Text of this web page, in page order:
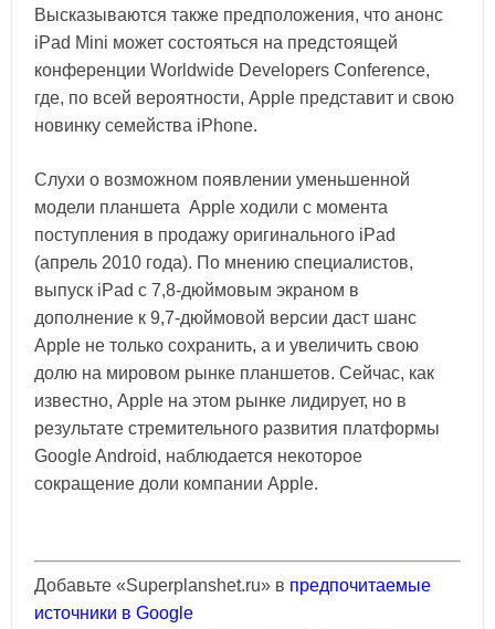
Высказываются также предположения, что анонс
iPad Mini может состояться на предстоящей
конференции Worldwide Developers Conference,
где, по всей вероятности, Apple представит и свою
новинку семейства iPhone.
Слухи о возможном появлении уменьшенной
модели планшета Apple ходили с момента
поступления в продажу оригинального iPad
(апрель 2010 года). По мнению специалистов,
выпуск iPad с 7,8-дюймовым экраном в
дополнение к 9,7-дюймовой версии даст шанс
Apple не только сохранить, а и увеличить свою
долю на мировом рынке планшетов. Сейчас, как
известно, Apple на этом рынке лидирует, но в
результате стремительного развития платформы
Google Android, наблюдается некоторое
сокращение доли компании Apple.
Добавьте «Superplanshet.ru» в предпочитаемые
источники в Google